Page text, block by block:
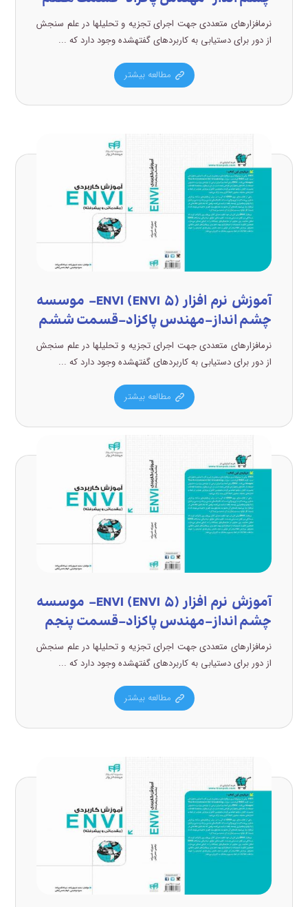
نرمافزارهای متعددی جهت اجرای تجزیه و تحلیلها در علم سنجش
از دور برای دستیابی به کاربردهای گفتهشده وجود دارد که ...
مطالعه بیشتر
آموزش نرم افزار (ENVI (ENVI ۵- موسسه
چشم انداز-مهندس پاکزاد-قسمت ششم
نرمافزارهای متعددی جهت اجرای تجزیه و تحلیلها در علم سنجش
از دور برای دستیابی به کاربردهای گفتهشده وجود دارد که ...
مطالعه بیشتر
آموزش نرم افزار (ENVI (ENVI ۵- موسسه
چشم انداز-مهندس پاکزاد-قسمت پنجم
نرمافزارهای متعددی جهت اجرای تجزیه و تحلیلها در علم سنجش
از دور برای دستیابی به کاربردهای گفتهشده وجود دارد که ...
مطالعه بیشتر